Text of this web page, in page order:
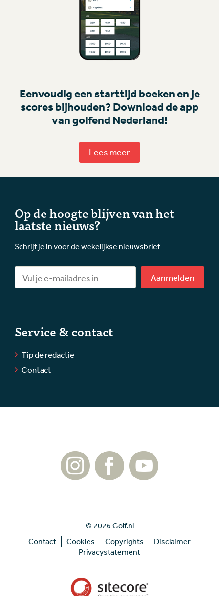
Eenvoudig een starttijd boeken en je
scores bijhouden? Download de app
van golfend Nederland!
Lees meer
Op de hoogte blijven van het
laatste nieuws?
Schrijf je in voor de wekelijkse nieuwsbrief
Aanmelden
Service & contact
Tip de redactie
Contact
© 2026 Golf.nl
Contact
Cookies Copyrights
Disclaimer
Privacystatement